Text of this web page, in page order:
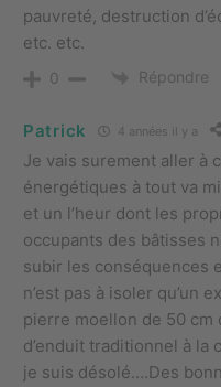
pauvreté, destruction
etc. etc.
0 Répondre
Patrick 4 années il y a
Je vais surement aller à
énergétiques à tout va
et un l’heur dont les
occupants des bâtisses
subir les conséquences
n’est pas à isoler qu’un
pierre moellon de 50 cm
d’enduit traditionnel à la
je suis désolé….Des